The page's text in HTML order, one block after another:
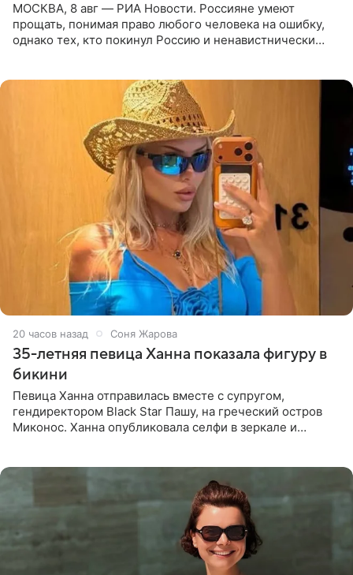
МОСКВА, 8 авг — РИА Новости. Россияне умеют
прощать, понимая право любого человека на ошибку,
однако тех, кто покинул Россию и ненавистнически
20 часов назад Соня Жарова
35-летняя певица Ханна показала фигуру в
бикини
Певица Ханна отправилась вместе с супругом,
гендиректором Black Star Пашу, на греческий остров
Миконос. Ханна опубликовала селфи в зеркале и